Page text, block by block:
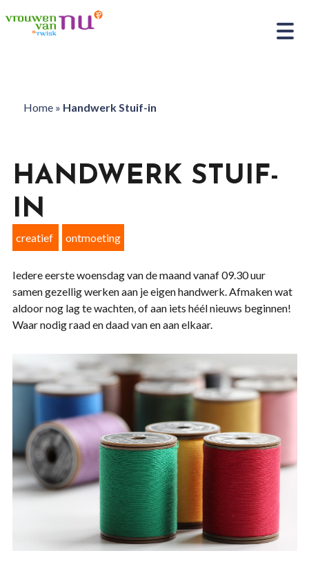
Home» Handwerk Stuif-in
HANDWERK STUIF-
IN
creatief ontmoeting
Iedere eerste woensdag van de maand vanaf 09.30 uur
samen gezellig werken aan je eigen handwerk. Afmaken wat
aldoor nog lag te wachten, of aan iets héél nieuws beginnen!
Waar nodig raad en daad van en aan elkaar.